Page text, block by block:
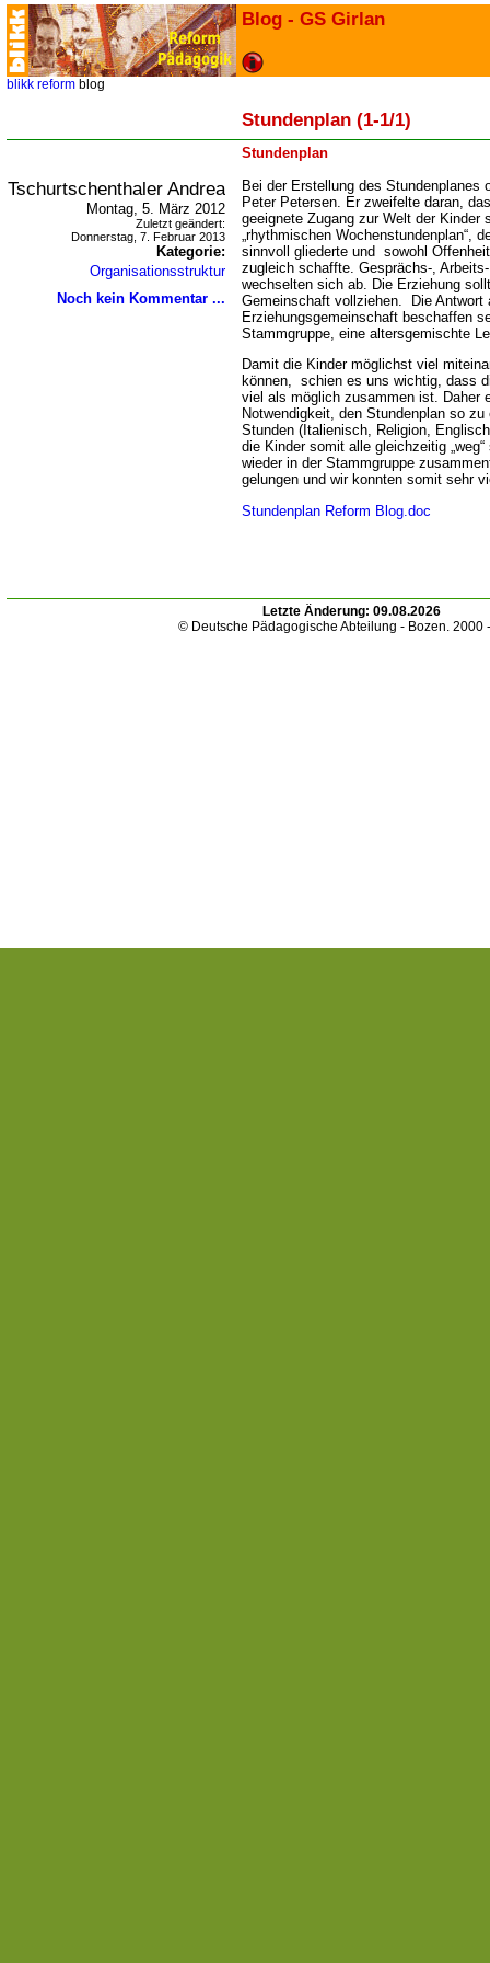
Blog - GS Girlan
blikk reform blog
Stundenplan (1-1/1)
Stundenplan
Tschurtschenthaler Andrea
Montag, 5. März 2012
Zuletzt geändert:
Donnerstag, 7. Februar 2013
Kategorie:
Organisationsstruktur
Noch kein Kommentar ...
Bei der Erstellung des Stundenplanes
Peter Petersen. Er zweifelte daran,
geeignete Zugang zur Welt der Kinder
rhythmischen Wochenstundenplan“,
sinnvoll gliederte und sowohl
zugleich schaffte. Gesprächs-,
wechselten sich ab. Die Erziehung
Gemeinschaft vollziehen. Die Antwort
Erziehungsgemeinschaft beschaffen
Stammgruppe, eine altersgemischte
Damit die Kinder möglichst viel
können, schien es uns wichtig, dass
viel als möglich zusammen ist. Daher
Notwendigkeit, den Stundenplan so
Stunden (Italienisch, Religion,
die Kinder somit alle gleichzeitig
wieder in der Stammgruppe
gelungen und wir konnten somit sehr
Stundenplan Reform Blog.doc
Letzte Änderung: 09.08.2026
© Deutsche Pädagogische Abteilung - Bozen. 2000